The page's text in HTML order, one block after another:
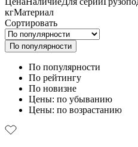
кгМатериал
Сортировать
По популярности
По популярности
По рейтингу
По новизне
Цены: по убыванию
Цены: по возрастанию